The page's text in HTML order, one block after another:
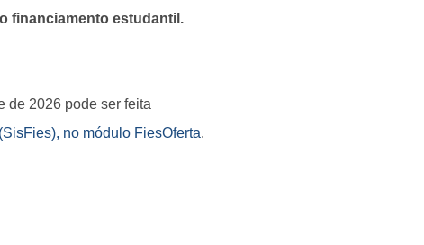
financiamento estudantil.
de 2026 pode ser feita
no módulo FiesOferta.